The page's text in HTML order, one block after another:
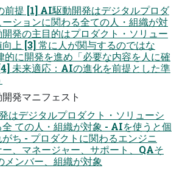
前提 [1] AI駆動開発はデジタルプロダ
ションに関わる全ての人・組織が対
発の主目的はプロダクト・ソリュー
上 [3] 常に人が関与するのではな
的に開発を進め「必要な内容を人に確
未来適応：AIの進化を前提とした準
発マニフェスト
はデジタルプロダクト・ソリューシ
全 ての人・組織が対象 - AIを使うと個
がち - プロダクトに関わるエンジニ
、マネージャー、サポート、QAそ
メンバー、組織が対象